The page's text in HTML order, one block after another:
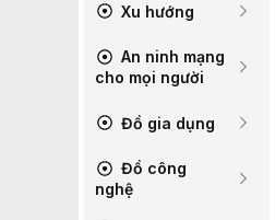
Xu hướng
An ninh mạng
cho mọi người
Đồ gia dụng
Đồ công
nghệ